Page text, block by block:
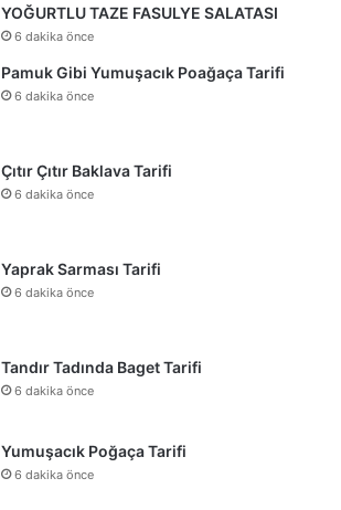
YOĞURTLU TAZE FASULYE SALATASI
6 dakika önce
Pamuk Gibi Yumuşacık Poağaça Tarifi
6 dakika önce
Çıtır Çıtır Baklava Tarifi
6 dakika önce
Yaprak Sarması Tarifi
6 dakika önce
Tandır Tadında Baget Tarifi
6 dakika önce
Yumuşacık Poğaça Tarifi
6 dakika önce